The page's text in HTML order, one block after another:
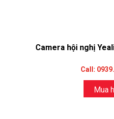
Camera hội nghị
Call:
Mua